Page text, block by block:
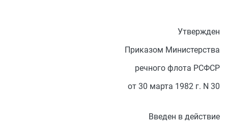
Утвержден
Приказом Министерства
речного флота РСФСР
от 30 марта 1982 г. N 30
Введен в действие